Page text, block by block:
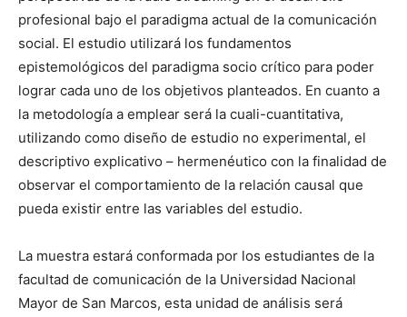
profesional bajo el paradigma actual de la comunicación
social. El estudio utilizará los fundamentos
epistemológicos del paradigma socio crítico para poder
lograr cada uno de los objetivos planteados. En cuanto a
la metodología a emplear será la cuali-cuantitativa,
utilizando como diseño de estudio no experimental, el
descriptivo explicativo – hermenéutico con la finalidad de
observar el comportamiento de la relación causal que
pueda existir entre las variables del estudio.
La muestra estará conformada por los estudiantes de la
facultad de comunicación de la Universidad Nacional
Mayor de San Marcos, esta unidad de análisis será